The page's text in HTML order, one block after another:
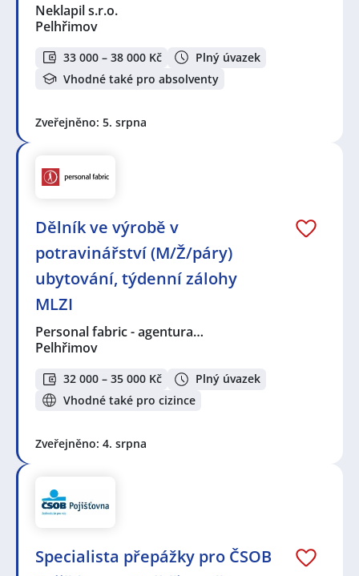
Neklapil s.r.o.
Pelhřimov
33 000 – 38 000 Kč
Plný úvazek
Vhodné také pro absolventy
Zveřejněno: 5. srpna
Dělník ve výrobě v
potravinářství (M/Ž/páry)
ubytování, týdenní zálohy
MLZI
Personal fabric - agentura…
Pelhřimov
32 000 – 35 000 Kč
Plný úvazek
Vhodné také pro cizince
Zveřejněno: 4. srpna
Specialista přepážky pro ČSOB